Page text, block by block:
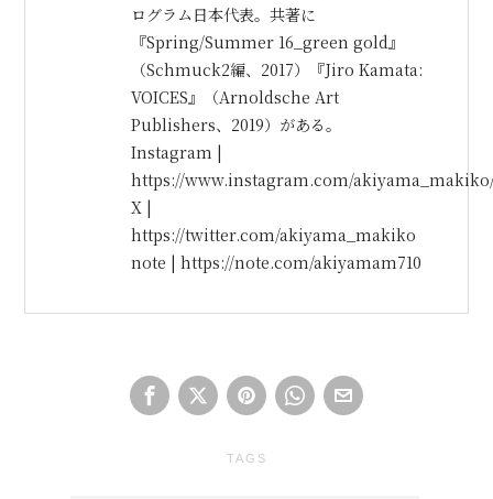
ログラム日本代表。共著に
『Spring/Summer 16_green gold』
（Schmuck2編、2017）『Jiro Kamata:
VOICES』（Arnoldsche Art
Publishers、2019）がある。
Instagram |
https://www.instagram.com/
X |
https://twitter.com/akiyama_makiko
note | https://note.com/akiyamam710
TAGS